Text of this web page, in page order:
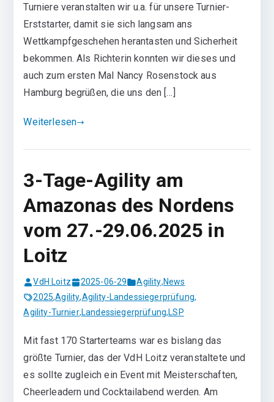
Turniere veranstalten wir u.a. für unsere Turnier-
Erststarter, damit sie sich langsam ans
Wettkampfgeschehen herantasten und Sicherheit
bekommen. Als Richterin konnten wir dieses und
auch zum ersten Mal Nancy Rosenstock aus
Hamburg begrüßen, die uns den […]
Weiterlesen
3-Tage-Agility am
Amazonas des Nordens
vom 27.-29.06.2025 in
Loitz
VdH Loitz 2025-06-29 Agility,News
2025,Agility,Agility-Landessiegerprüfung,
Agility-Turnier,Landessiegerprüfung,LSP
Mit fast 170 Starterteams war es bislang das
größte Turnier, das der VdH Loitz veranstaltete und
es sollte zugleich ein Event mit Meisterschaften,
Cheerleadern und Cocktailabend werden. Am